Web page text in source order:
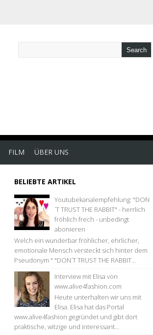
FILM ÜBER UNS
BELIEBTE ARTIKEL
Youtubekanalempfehlung: "DON
´T TRUST THE RABBIT" - herrlich
fröhlich frech - unbedingt
abonieren
Welch ein wunderbar fröhlicher, ehrlicher,
emotionale Mensch versteckt sich hinter dem
Pseudonym " "DON´T TRUST THE RABBIT...
Interview mit Elisa von
www.alive4fashion.com
Heute unterhalten wir uns mit
Elisa. Elisa hat das Portal
www.alive4fashion gegründet und gibt dort
praktische, witzige und interessant...